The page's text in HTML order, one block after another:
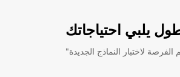
يلبي احتياجاتك
الفرصة لاختبار النماذج الجديدة